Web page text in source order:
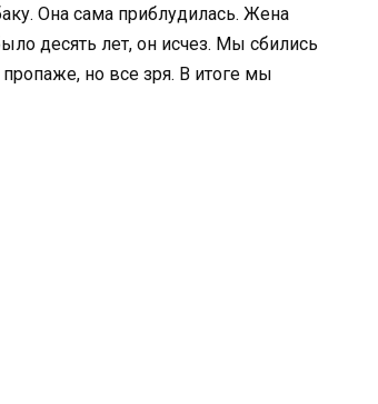
Она сама приблудилась. Жена
десять лет, он исчез. Мы сбились
но все зря. В итоге мы